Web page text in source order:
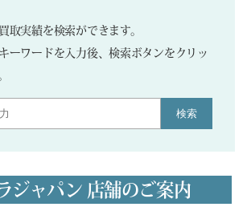
取実績を検索ができます。
ーワードを入力後、検索ボタンをクリッ
検索
ジャパン 店舗のご案内